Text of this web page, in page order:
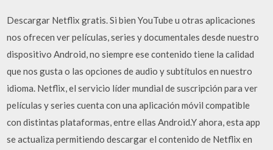
Descargar Netflix gratis. Si bien YouTube u otras aplicaciones
nos ofrecen ver películas, series y documentales desde nuestro
dispositivo Android, no siempre ese contenido tiene la calidad
que nos gusta o las opciones de audio y subtítulos en nuestro
idioma. Netflix, el servicio líder mundial de suscripción para ver
películas y series cuenta con una aplicación móvil compatible
con distintas plataformas, entre ellas Android.Y ahora, esta app
se actualiza permitiendo descargar el contenido de Netflix en